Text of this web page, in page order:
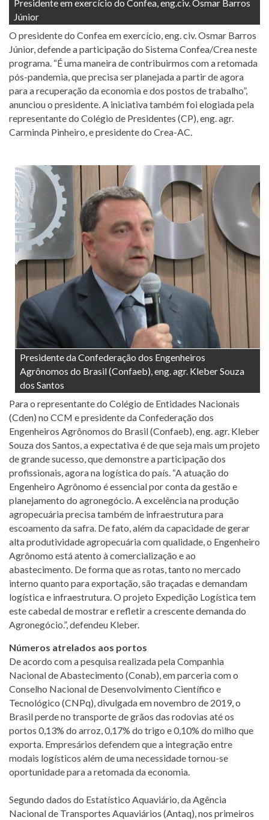
Presidente em exercício do Confea, eng.civ. Osmar Barros
Júnior
O presidente do Confea em exercício, eng. civ. Osmar Barros
Júnior, defende a participação do Sistema Confea/Crea neste
programa. “É uma maneira de contribuirmos com a retomada
pós-pandemia, que precisa ser planejada a partir de agora
para a recuperação da economia e dos postos de trabalho”,
anunciou o presidente. A iniciativa também foi elogiada pela
representante do Colégio de Presidentes (CP), eng. agr.
Carminda Pinheiro, e presidente do Crea-AC.
Presidente da Confederação dos Engenheiros
Agrônomos do Brasil (Confaeb), eng. agr. Kleber Souza
dos Santos
Para o representante do Colégio de Entidades Nacionais
(Cden) no CCM e presidente da Confederação dos
Engenheiros Agrônomos do Brasil (Confaeb), eng. agr. Kleber
Souza dos Santos, a expectativa é de que seja mais um projeto
de grande sucesso, que demonstre a participação dos
profissionais, agora na logística do país. “A atuação do
Engenheiro Agrônomo é essencial por conta da gestão e
planejamento do agronegócio. A excelência na produção
agropecuária precisa também de infraestrutura para
escoamento da safra. De fato, além da capacidade de gerar
alta produtividade agropecuária com qualidade, o Engenheiro
Agrônomo está atento à comercialização e ao
abastecimento. De forma que as rotas, tanto no mercado
interno quanto para exportação, são traçadas e demandam
logística e infraestrutura. O projeto Expedição Logística tem
este cabedal de mostrar e refletir a crescente demanda do
Agronegócio.”, defendeu Kleber.
Números atrelados aos portos
De acordo com a pesquisa realizada pela Companhia
Nacional de Abastecimento (Conab), em parceria com o
Conselho Nacional de Desenvolvimento Científico e
Tecnológico (CNPq), divulgada em novembro de 2019, o
Brasil perde no transporte de grãos das rodovias até os
portos 0,13% do arroz, 0,17% do trigo e 0,10% do milho que
exporta. Empresários defendem que a integração entre
modais logísticos além de uma necessidade tornou-se
oportunidade para a retomada da economia.
Segundo dados do Estatístico Aquaviário, da Agência
Nacional de Transportes Aquaviários (Antaq), nos primeiros